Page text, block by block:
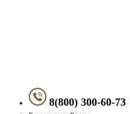
8(800) 300-60-73